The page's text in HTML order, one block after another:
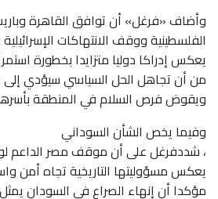
وأضاف «فرغل» أن توافق القاهرة
الفلسطينية ووقف الانتهاكات
يعكس إدراكا دوليا متزايدا بخطورة
من أن تجاهل الحل السياسي سيؤدي إلى
ويقوض فرص السلام في المنطقة
وفيما يخص الشأن السوداني
، شددفرغل على أن موقف مصر الداعم
يعكس مسؤوليتها التاريخية تجاه أمن
مؤكدا أن إنهاء الصراع في السودان